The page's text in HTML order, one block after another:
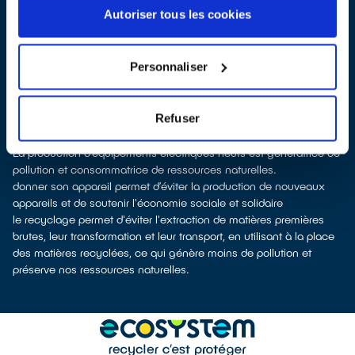
Autoriser tous les cookies
Personnaliser
Refuser
électrique neuf de remplacement
lesfaire reprendre en magasin(reprise « 1 pour 1 » voire « 1 pour
Les points de collecte de Hallennes-lez-Haubourdin, partenaires
d'ecosystem, nous remettent ensuite les appareils collectés afin
que nous procédions à leur dépollution et leur recyclage.
Recycler c’est protéger la santé, l'environnement et les
ressources naturelles
La production d’équipements électriques neufs est génératrice de
pollution et consommatrice de ressources naturelles.
donner son appareil permet d’éviter la production de nouveaux
appareils et de soutenir l'économie sociale et solidaire
le recyclage permet d'éviter l'extraction de matières premières
brutes, leur transformation et leur transport, en utilisant à la place
des matières recyclées, ce qui génère moins de pollution et
préserve nos ressources naturelles.